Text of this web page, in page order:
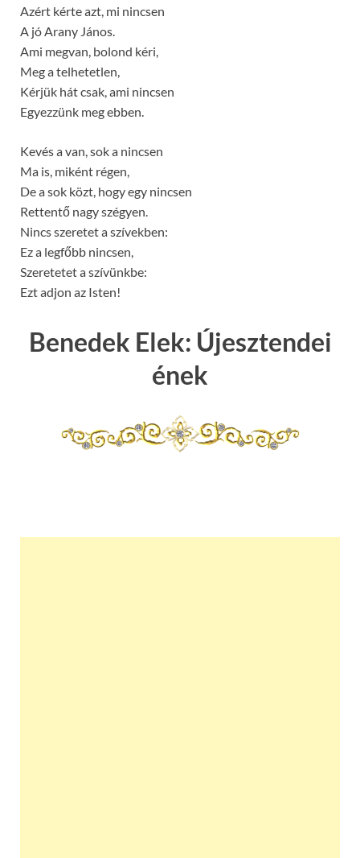
Azért kérte azt, mi nincsen
A jó Arany János.
Ami megvan, bolond kéri,
Meg a telhetetlen,
Kérjük hát csak, ami nincsen
Egyezzünk meg ebben.
Kevés a van, sok a nincsen
Ma is, miként régen,
De a sok közt, hogy egy nincsen
Rettentő nagy szégyen.
Nincs szeretet a szívekben:
Ez a legfőbb nincsen,
Szeretetet a szívünkbe:
Ezt adjon az Isten!
Benedek Elek: Újesztendei
ének